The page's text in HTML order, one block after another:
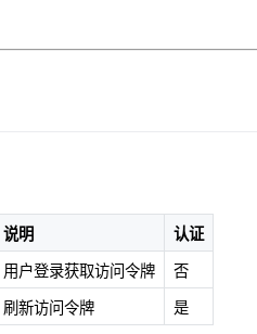
说明 认证
用户登录获取访问令牌 否
刷新访问令牌 是